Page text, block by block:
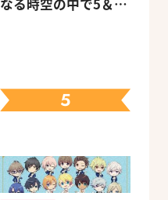
なる時空の中で5＆6
5